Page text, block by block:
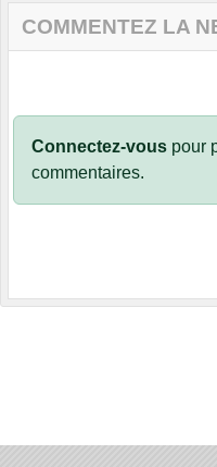
COMMENTEZ LA
Connectez-vous pour
commentaires.